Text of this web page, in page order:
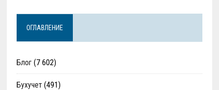
ОГЛАВЛЕНИЕ
Блог(7 602)
Бухучет(491)